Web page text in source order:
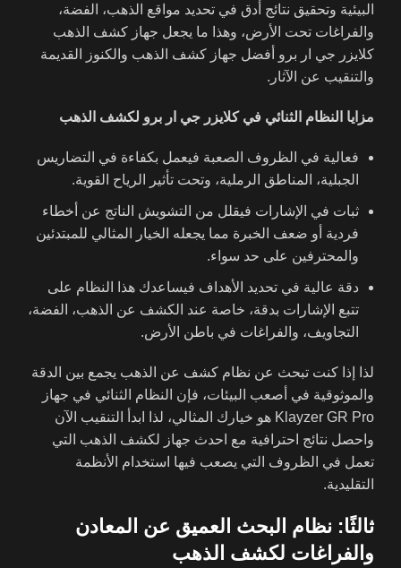
البيئية وتحقيق نتائج أدق في تحديد مواقع الذهب، الفضة،
والفراغات تحت الأرض، وهذا ما يجعل جهاز كشف الذهب
كلايزر جي ار برو أفضل جهاز كشف الذهب والكنوز القديمة
والتنقيب عن الآثار.
مزايا النظام الثنائي في كلايزر جي ار برو لكشف الذهب
فعالية في الظروف الصعبة فيعمل بكفاءة في التضاريس
الجبلية، المناطق الرملية، وتحت تأثير الرياح القوية.
ثبات في الإشارات فيقلل من التشويش الناتج عن أخطاء
فردية أو ضعف الخبرة مما يجعله الخيار المثالي للمبتدئين
والمحترفين على حد سواء.
دقة عالية في تحديد الأهداف فيساعدك هذا النظام على
تتبع الإشارات بدقة، خاصة عند الكشف عن الذهب، الفضة،
التجاويف، والفراغات في باطن الأرض.
لذا إذا كنت تبحث عن نظام كشف عن الذهب يجمع بين الدقة
والموثوقية في أصعب البيئات، فإن النظام الثنائي في جهاز
Klayzer GR Pro هو خيارك المثالي، لذا ابدأ التنقيب الآن
واحصل نتائج احترافية مع احدث جهاز لكشف الذهب التي
تعمل في الظروف التي يصعب فيها استخدام الأنظمة
التقليدية.
ثالثًا: نظام البحث العميق عن المعادن
والفراغات لكشف الذهب